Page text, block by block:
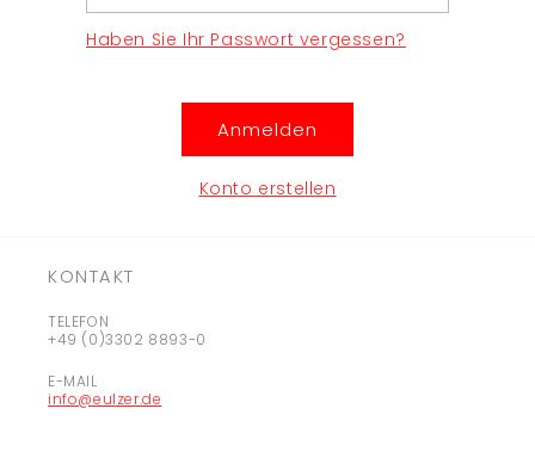
Haben Sie Ihr Passwort vergessen?
Anmelden
Konto erstellen
KONTAKT
TELEFON
+49 (0)3302 8893-0
E-MAIL
info@eulzer.de